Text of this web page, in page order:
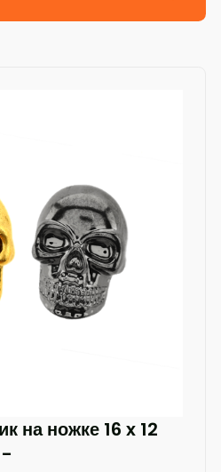
на ножке 16 x 12
-